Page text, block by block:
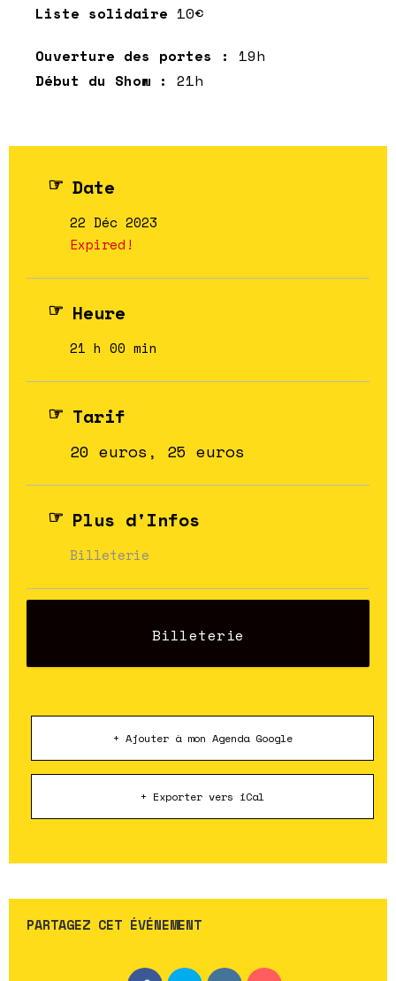
Liste solidaire 10€
Ouverture des portes :
19h
Début du Show : 21h
Date
22 Déc 2023
Expired!
Heure
21 h 00 min
Tarif
20 euros, 25 euros
Plus d'Infos
Billeterie
Billeterie
+ Ajouter à mon Agenda Google
+ Exporter vers iCal
PARTAGEZ CET ÉVÉNEMENT